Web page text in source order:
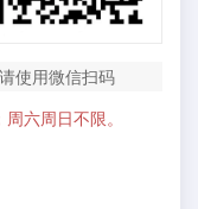
请使用微信扫码
六周日不限。